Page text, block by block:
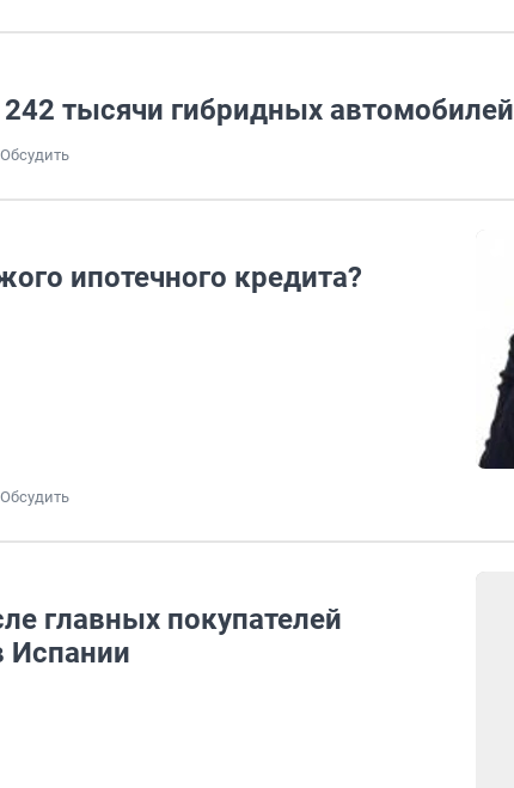
тысячи гибридных автомобилей
Обсудить
ипотечного кредита?
Обсудить
главных покупателей
Испании